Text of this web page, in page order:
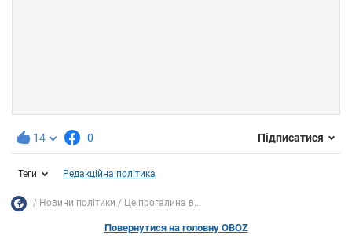
14 0 Підписатися
Теги Редакційна політика
Новини політики Це прогалина в...
Повернутися на головну OBOZ